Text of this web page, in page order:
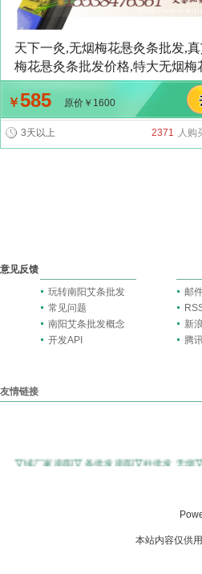
天下一灸,无烟梅花悬灸条批发,
梅花悬灸条批发价格,特大无烟梅
棒,无烟大梅花灸条碳棒
条批发订做
￥585 原价￥1600
3天以上 2371 人购
意见反馈
玩转南阳艾条批发
常见问题
南阳艾条批发概念
开发API
邮
新
腾
友情链接
艾绒厂家 南阳艾条批发 南阳艾柱批发 无烟
本站内容仅供